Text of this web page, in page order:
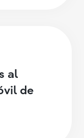
al
de